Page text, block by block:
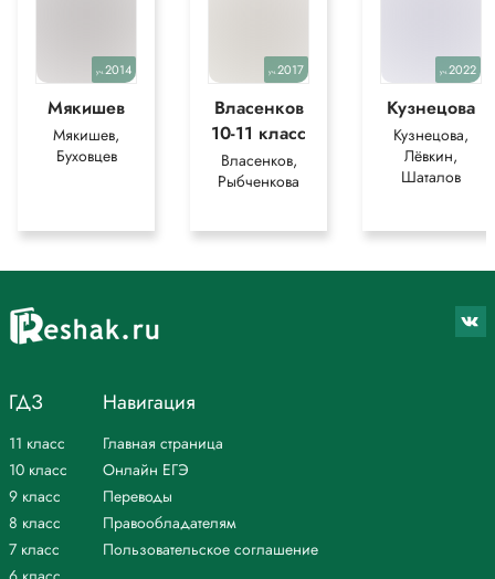
уч.2014
Мякишев
Мякишев,
Буховцев
уч.2017
Власенков
10-11 класс
Власенков,
Рыбченкова
уч.2022
Кузнецова
Кузнецова,
Лёвкин,
Шаталов
ГДЗ
11 класс
10 класс
9 класс
8 класс
7 класс
Навигация
Главная страница
Онлайн ЕГЭ
Переводы
Правообладателям
Пользовательское соглашение